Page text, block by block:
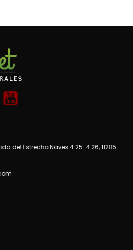
del Estrecho Naves 4.25-4.26, 11205